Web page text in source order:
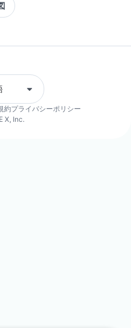
約プライバシーポリシー
X, Inc.